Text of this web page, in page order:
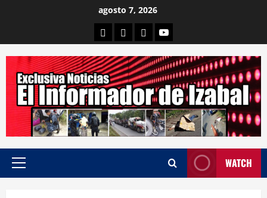
agosto 7, 2026
Departamental
Nacionales
Internacional
Canal
Primary
WATCH